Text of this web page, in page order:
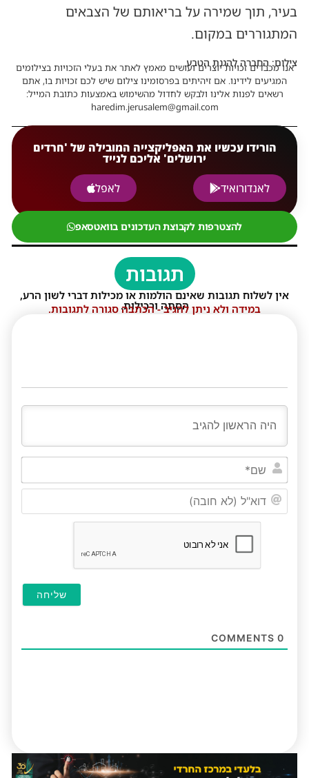
בעיר, תוך שמירה על בריאותם של הצבאים
המתגוררים במקום.
צילום: החברה להגנת הטבע
אנו מכבדים זכויות יוצרים ועושים מאמץ לאתר את בעלי הזכויות בצילומים
המגיעים לידינו. אם זיהיתים בפרסומינו צילום שיש לכם זכויות בו, אתם
רשאים לפנות אלינו ולבקש לחדול מהשימוש באמצעות כתובת המייל:
haredim.jerusalem@gmail.com
הורידו עכשיו את האפליקצייה המובילה של 'חרדים
ירושלים' אליכם לנייד
לאנדורואיד
לאפל
להצטרפות לקבוצת העדכונים בוואטסאפ
תגובות
אין לשלוח תגובות שאינם הולמות או מכילות דברי לשון הרע,
הסתה ורכילות.
במידה ולא ניתן להגיב - הכתבה סגורה לתגובות.
0